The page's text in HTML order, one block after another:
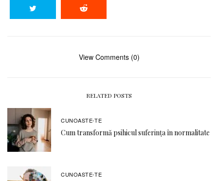
View Comments (0)
RELATED POSTS
CUNOASTE-TE
Cum transformă psihicul suferința în normalitate
CUNOASTE-TE